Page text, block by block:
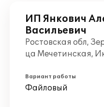
ИП Янкович
Васильевич
Ростовская обл,
ца Мечетинская,
Вариант работы
Файловый